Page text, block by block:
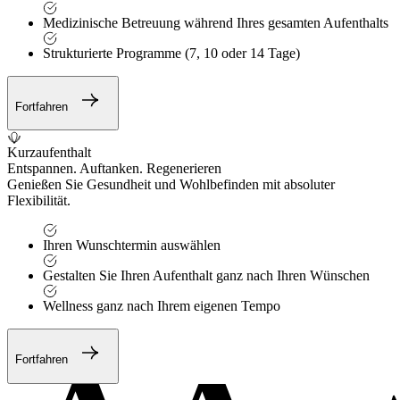
Medizinische Betreuung während Ihres gesamten Aufenthalts
Strukturierte Programme (7, 10 oder 14 Tage)
Fortfahren
Kurzaufenthalt
Entspannen. Auftanken. Regenerieren
Genießen Sie Gesundheit und Wohlbefinden mit absoluter
Flexibilität.
Ihren Wunschtermin auswählen
Gestalten Sie Ihren Aufenthalt ganz nach Ihren Wünschen
Wellness ganz nach Ihrem eigenen Tempo
Fortfahren